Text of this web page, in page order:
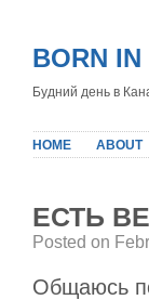
BORN
Будний день в
HOME ABOUT
ЕСТЬ
Posted on
Общаюсь